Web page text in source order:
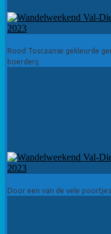
Rood Toscaanse gekleurde
boerderij
Door een van de vele poortjes